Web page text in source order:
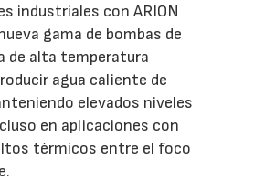
industriales con ARION
gama de bombas de
de alta temperatura
agua caliente de
elevados niveles
en aplicaciones con
térmicos entre el foco